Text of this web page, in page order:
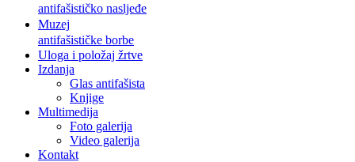
antifašističko nasljeđe
Muzej
antifašističke borbe
Uloga i položaj žrtve
Izdanja
Glas antifašista
Knjige
Multimedija
Foto galerija
Video galerija
Kontakt